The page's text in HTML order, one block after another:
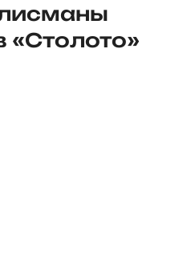
«Столото»